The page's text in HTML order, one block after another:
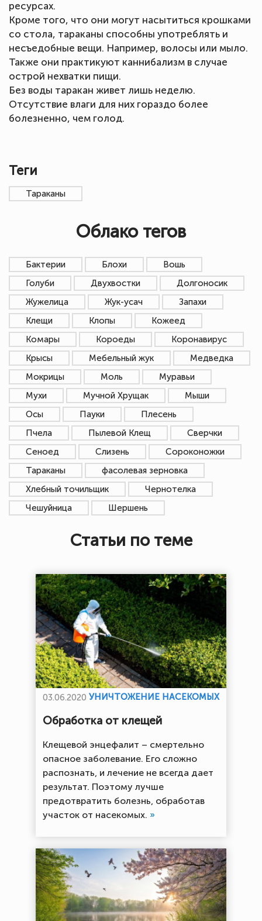
ресурсах.
Кроме того, что они могут насытиться крошками
со стола, тараканы способны употреблять и
несъедобные вещи. Например, волосы или мыло.
Также они практикуют каннибализм в случае
острой нехватки пищи.
Без воды таракан живет лишь неделю.
Отсутствие влаги для них гораздо более
болезненно, чем голод.
Теги
Тараканы
Облако тегов
Бактерии Блохи
Вошь
Голуби
Двухвостки
Долгоносик
Жужелица
Жук-усач
Запахи
Клещи
Клопы
Кожеед
Комары
Короеды
Коронавирус
Крысы
Мебельный жук
Медведка
Мокрицы
Моль
Муравьи
Мухи
Мучной Хрущак
Мыши
Осы
Пауки
Плесень
Пчела
Пылевой Клещ
Сверчки
Сеноед
Слизень
Сороконожки
Тараканы
фасолевая зерновка
Хлебный точильщик
Чернотелка
Чешуйница
Шершень
Статьи по теме
03.06.2020 УНИЧТОЖЕНИЕ НАСЕКОМЫХ
Обработка от клещей
Клещевой энцефалит – смертельно
опасное заболевание. Его сложно
распознать, и лечение не всегда дает
результат. Поэтому лучше
предотвратить болезнь, обработав
участок от насекомых. »